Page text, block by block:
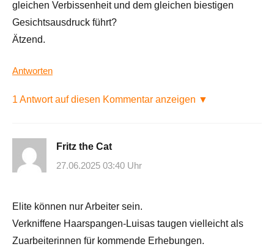
gleichen Verbissenheit und dem gleichen biestigen
Gesichtsausdruck führt?
Ätzend.
Antworten
1 Antwort auf diesen Kommentar anzeigen ▼
Fritz the Cat
27.06.2025 03:40 Uhr
Elite können nur Arbeiter sein.
Verkniffene Haarspangen-Luisas taugen vielleicht als
Zuarbeiterinnen für kommende Erhebungen.